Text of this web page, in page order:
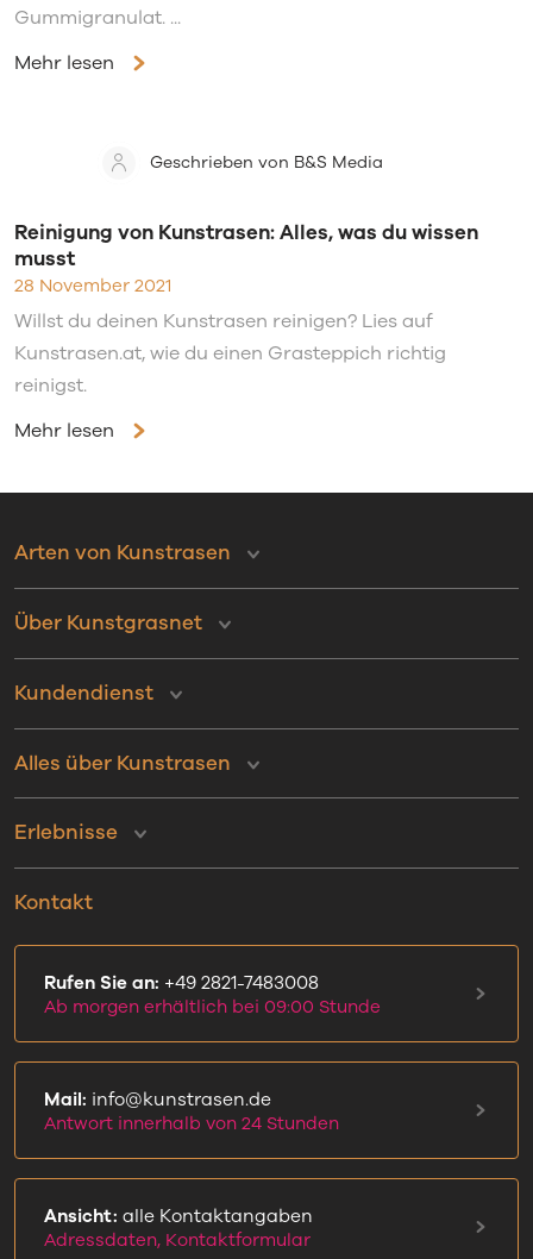
Gummigranulat. ...
Mehr lesen
Geschrieben von B&S Media
Reinigung von Kunstrasen: Alles, was du wissen
musst
28 November 2021
Willst du deinen Kunstrasen reinigen? Lies auf
Kunstrasen.at, wie du einen Grasteppich richtig
reinigst.
Mehr lesen
Arten von Kunstrasen
Über Kunstgrasnet
Kundendienst
Alles über Kunstrasen
Erlebnisse
Kontakt
Rufen Sie an: +49 2821-7483008
Ab morgen erhältlich bei 09:00 Stunde
Mail: info@kunstrasen.de
Antwort innerhalb von 24 Stunden
Ansicht: alle Kontaktangaben
Adressdaten, Kontaktformular